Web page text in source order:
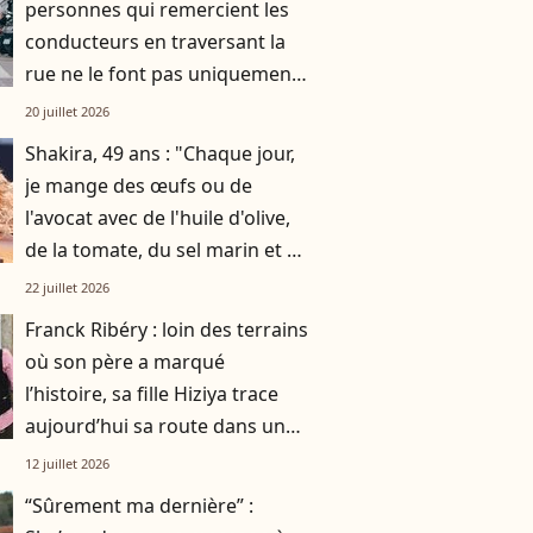
personnes qui remercient les
conducteurs en traversant la
rue ne le font pas uniquement
par gratitude
20 juillet 2026
Shakira, 49 ans : "Chaque jour,
je mange des œufs ou de
l'avocat avec de l'huile d'olive,
de la tomate, du sel marin et un
smoothie"
22 juillet 2026
Franck Ribéry : loin des terrains
où son père a marqué
l’histoire, sa fille Hiziya trace
aujourd’hui sa route dans un
tout autre univers
12 juillet 2026
“Sûrement ma dernière” :